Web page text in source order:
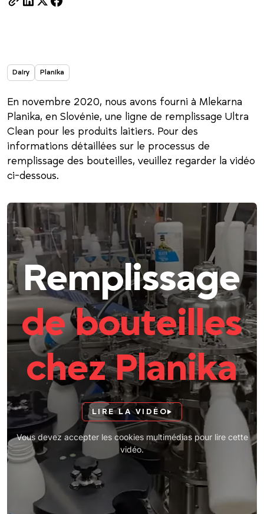
Dairy Planika
En novembre 2020, nous avons fourni à Mlekarna
Planika, en Slovénie, une ligne de remplissage Ultra
Clean pour les produits laitiers. Pour des
informations détaillées sur le processus de
remplissage des bouteilles, veuillez regarder la vidéo
ci-dessous.
Remplissage
de bouteilles
chez Planika
LIRE LA VIDÉO
Vous devez accepter les cookies multimédias pour lire cette
vidéo.